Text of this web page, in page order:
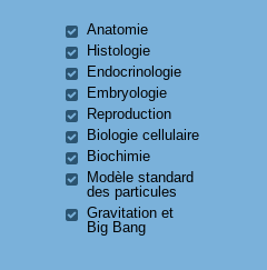
Anatomie
Histologie
Endocrinologie
Embryologie
Reproduction
Biologie cellulaire
Biochimie
Modèle standard
des particules
Gravitation et
Big Bang